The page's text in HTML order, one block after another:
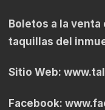
Boletos a la venta
taquillas del
Sitio Web:
Facebook: